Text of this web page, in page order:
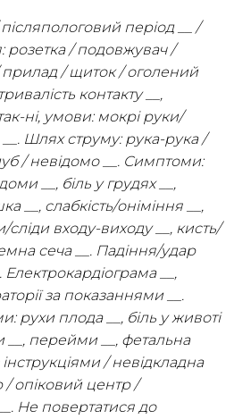
післяпологовий період __ /
розетка / подовжувач /
/ щиток / оголений
контакту __,
ні, умови: мокрі руки/
Шлях струму: рука-рука /
/ невідомо __. Симптоми:
__, біль у грудях __,
__, слабкість/оніміння __,
сліди входу-виходу __, кисть/
сеча __. Падіння/удар
__,
за показаннями __.
рухи плода __, біль у животі
__, перейми __, фетальна
/ невідкладна
/ опіковий центр /
Не повертатися до